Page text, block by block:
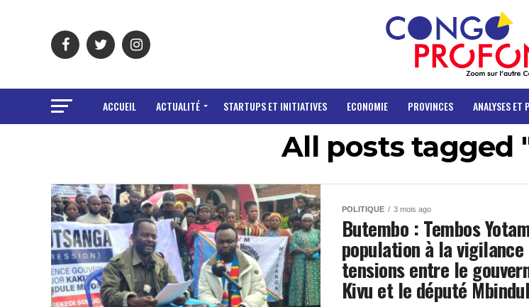
ACCUEIL ACTUALITÉ STARTUPS ET INITIATIVES ECONOMIE PROVINCES ANALYSES ET
All posts tagged
POLITIQUE 3 mois ago
Butembo : Tembos
population à la
tensions entre le
Kivu et le député